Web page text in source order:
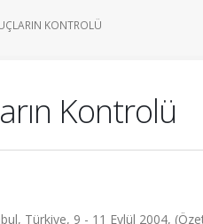
KONTROLÜ
Kontrolü
Türkiye, 9 - 11 Eylül 2004,